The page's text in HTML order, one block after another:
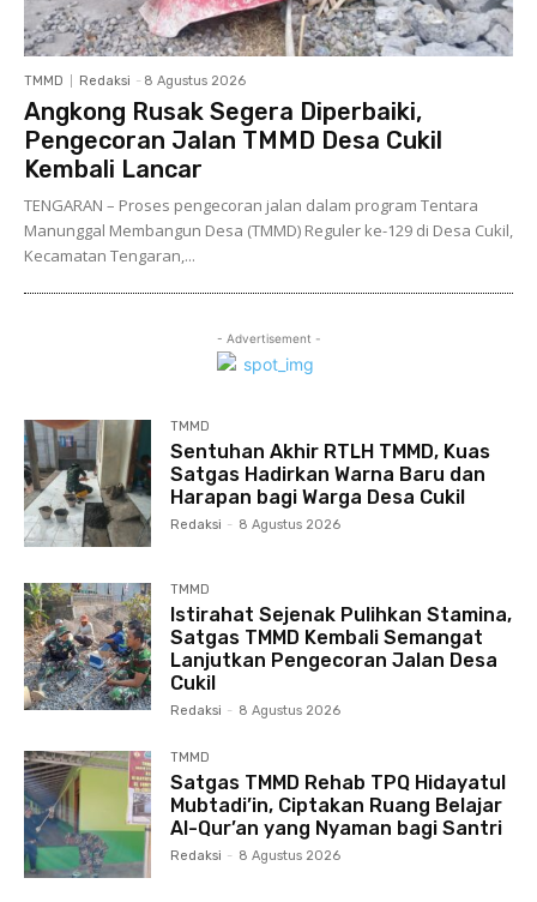
TMMD Redaksi - 8 Agustus 2026
Angkong Rusak Segera Diperbaiki,
Pengecoran Jalan TMMD Desa Cukil
Kembali Lancar
TENGARAN – Proses pengecoran jalan dalam program Tentara
Manunggal Membangun Desa (TMMD) Reguler ke-129 di Desa Cukil,
Kecamatan Tengaran,...
- Advertisement -
TMMD
Sentuhan Akhir RTLH TMMD, Kuas
Satgas Hadirkan Warna Baru dan
Harapan bagi Warga Desa Cukil
Redaksi - 8 Agustus 2026
TMMD
Istirahat Sejenak Pulihkan Stamina,
Satgas TMMD Kembali Semangat
Lanjutkan Pengecoran Jalan Desa
Cukil
Redaksi - 8 Agustus 2026
TMMD
Satgas TMMD Rehab TPQ Hidayatul
Mubtadi’in, Ciptakan Ruang Belajar
Al-Qur’an yang Nyaman bagi Santri
Redaksi - 8 Agustus 2026